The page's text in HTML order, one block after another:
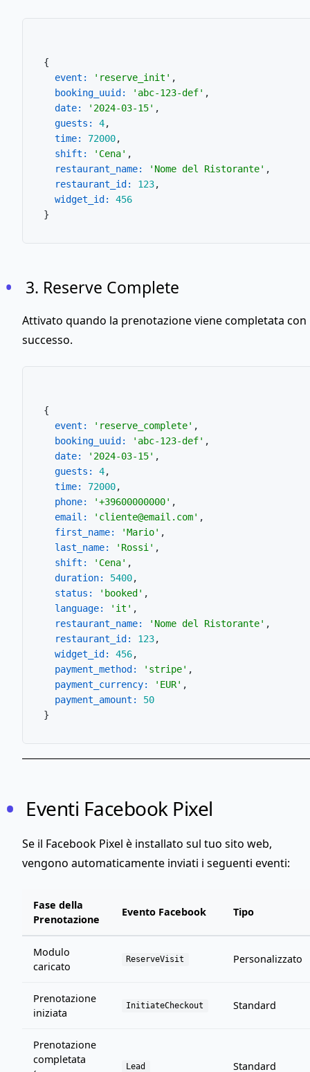
{
event:
'reserve_init' ,
booking_uuid:
'abc-123-def' ,
date:
'2024-03-15' ,
guests:
4,
time:
72000,
shift:
'Cena' ,
restaurant_name:
'Nome del Ristorante' ,
restaurant_id:
123,
widget_id:
456
3. Reserve Complete
Attivato quando la prenotazione viene completata con
successo.
{
event:
'reserve_complete' ,
booking_uuid:
'abc-123-def' ,
date:
'2024-03-15' ,
guests:
4,
time:
72000,
phone:
'+39600000000' ,
email:
'cliente@email.com' ,
first_name:
'Mario' ,
last_name:
'Rossi' ,
shift:
'Cena' ,
duration:
5400,
status:
'booked' ,
language:
'it' ,
restaurant_name:
'Nome del Ristorante' ,
restaurant_id:
123,
widget_id:
456,
payment_method:
'stripe' ,
payment_currency:
'EUR' ,
payment_amount:
50
Eventi Facebook Pixel
Se il Facebook Pixel è installato sul tuo sito web,
vengono automaticamente inviati i seguenti eventi:
Fase della
Prenotazione
Evento Facebook Tipo
Modulo
caricato
ReserveVisit Personalizzato
Prenotazione
iniziata
InitiateCheckout Standard
Prenotazione
completata
Lead Standard